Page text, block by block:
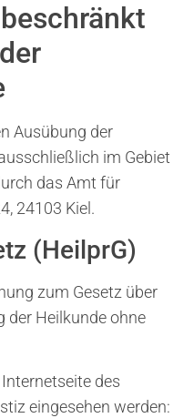
Ausübung der
im Gebiet
das Amt für
24103 Kiel.
(HeilprG)
zum Gesetz über
der Heilkunde ohne
des
eingesehen werden: